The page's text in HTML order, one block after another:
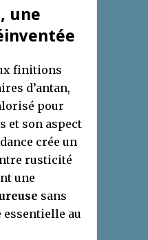
une
finitions
d’antan,
pour
et son aspect
crée un
rusticité
une
sans
au